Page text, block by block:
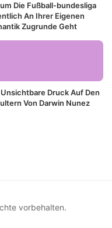
Die Fußball-bundesliga
An Ihrer Eigenen
Zugrunde Geht
Unsichtbare Druck Auf Den
Von Darwin Nunez
vorbehalten.